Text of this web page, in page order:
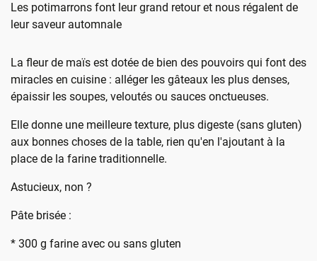
Les potimarrons font leur grand retour et nous régalent de
leur saveur automnale
La fleur de maïs est dotée de bien des pouvoirs qui font des
miracles en cuisine : alléger les gâteaux les plus denses,
épaissir les soupes, veloutés ou sauces onctueuses.
Elle donne une meilleure texture, plus digeste (sans gluten)
aux bonnes choses de la table, rien qu'en l'ajoutant à la
place de la farine traditionnelle.
Astucieux, non ?
Pâte brisée :
* 300 g farine avec ou sans gluten